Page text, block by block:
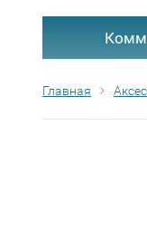
Главная